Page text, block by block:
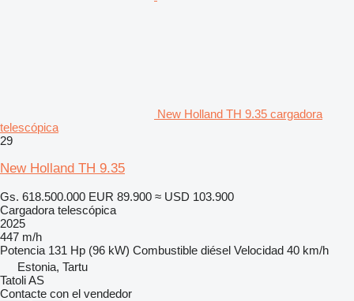
New Holland TH 9.35 cargadora
telescópica
29
New Holland TH 9.35
Gs. 618.500.000 EUR 89.900 ≈ USD 103.900
Cargadora telescópica
2025
447 m/h
Potencia 131 Hp (96 kW) Combustible diésel Velocidad 40 km/h
Estonia, Tartu
Tatoli AS
Contacte con el vendedor